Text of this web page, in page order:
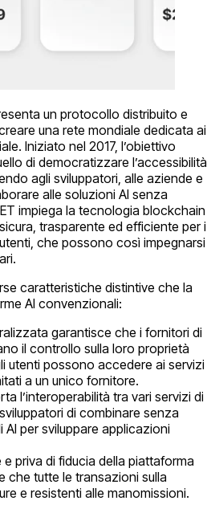
un protocollo distribuito e
una rete mondiale dedicata ai
Iniziato nel 2017, l’obiettivo
di democratizzare l’accessibilità
agli sviluppatori, alle aziende e
alle soluzioni AI senza
impiega la tecnologia blockchain
trasparente ed efficiente per i
che possono così impegnarsi
caratteristiche distintive che la
AI convenzionali:
garantisce che i fornitori di
il controllo sulla loro proprietà
utenti possono accedere ai servizi
a un unico fornitore.
l’interoperabilità tra vari servizi di
di combinare senza
per sviluppare applicazioni
priva di fiducia della piattaforma
che tutte le transazioni sulla
e resistenti alle manomissioni.